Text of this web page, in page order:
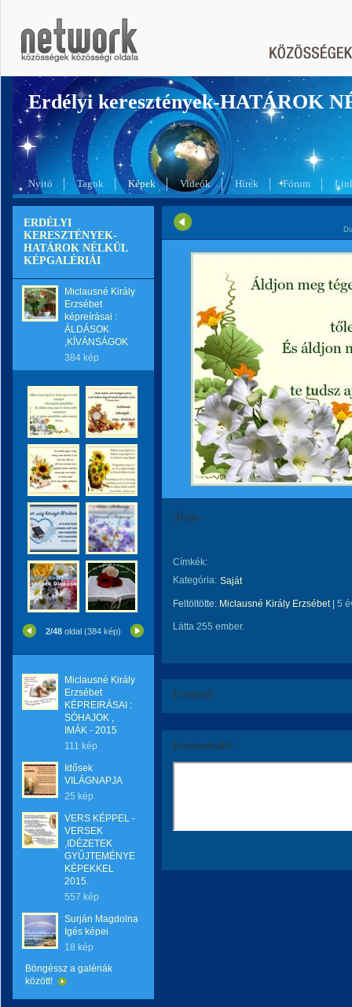
Erdélyi keresztények-HATÁROK
Nyitó Tagok Képek Videók Hírek Fórum
ERDÉLYI
KERESZTÉNYEK-
HATÁROK NÉLKÜL
KÉPGALÉRIÁI
Miclausné Király
Erzsébet
képreírásai :
ÁLDÁSOK
,KÍVÁNSÁGOK
384 kép
2/48 oldal (384 kép)
Miclausné Király
Erzsébet
KÉPREIRÁSAI :
SÓHAJOK ,
IMÁK - 2015
111 kép
Idősek
VILÁGNAPJA
25 kép
VERS KÉPPEL -
VERSEK
,IDÉZETEK
GYŰJTEMÉNYE
KÉPEKKEL
2015.
557 kép
Surján Magdolna
Igés képei
18 kép
Böngéssz a galériák
között!
Áldás
Címkék:
Kategória: Saját
Feltöltötte: Miclausné Király Erzsébet| 5
Látta 255 ember.
Értékeld!
Kommentáld!